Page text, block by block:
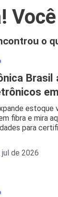
o
Brasil
estoque
fibra e mira
para
de 2026